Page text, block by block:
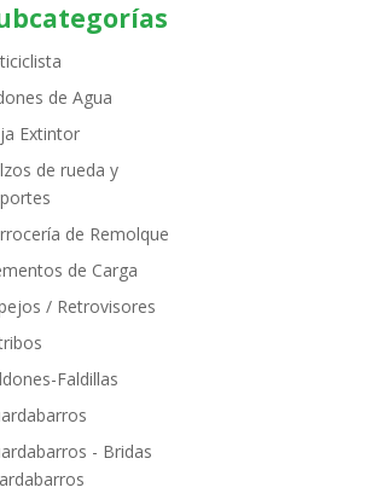
de Agua
Extintor
de rueda y
de Remolque
de Carga
/ Retrovisores
Faldillas
- Bridas